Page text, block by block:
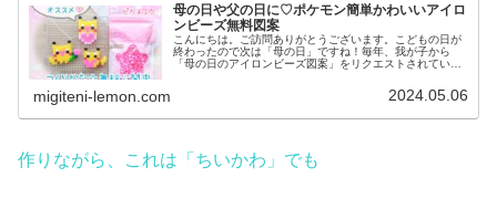
母の日や父の日に♡ポケモン簡単かわいいアイロ
ンビーズ無料図案
こんにちは。ご訪問ありがとうございます。こどもの日が
終わったので次は「母の日」ですね！毎年、我が子から
「母の日のアイロンビーズ図案」をリクエストされている
migiteni-lemon.com 2024.05.06
作りながら、これは「ちいかわ」でも